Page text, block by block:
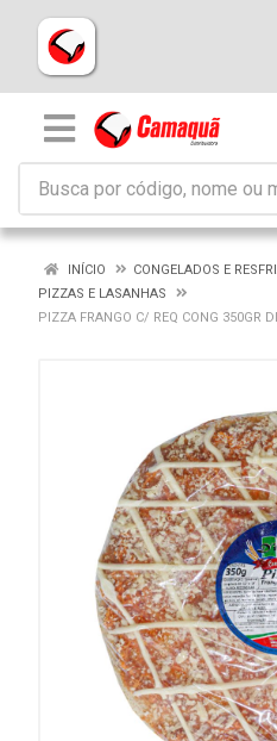
INÍCIO
CONGELADOS E
PIZZAS E LASANHAS
PIZZA FRANGO C/ REQ CONG 350GR